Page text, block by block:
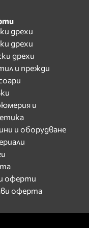
дрехи
дрехи
дрехи
и прежди
и
и оборудване
оферти
оферта